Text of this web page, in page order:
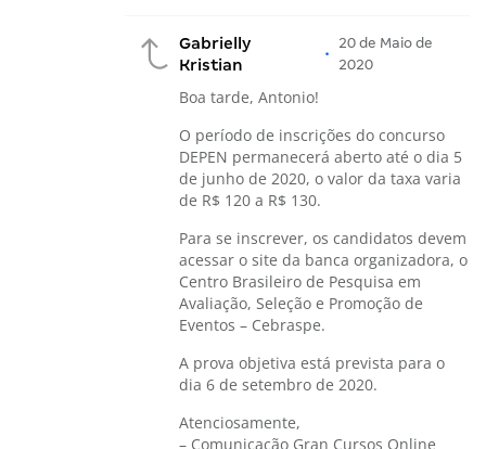
Gabrielly
Kristian
•
20 de Maio de
2020
Boa tarde, Antonio!
O período de inscrições do concurso
DEPEN permanecerá aberto até o dia 5
de junho de 2020, o valor da taxa varia
de R$ 120 a R$ 130.
Para se inscrever, os candidatos devem
acessar o site da banca organizadora, o
Centro Brasileiro de Pesquisa em
Avaliação, Seleção e Promoção de
Eventos – Cebraspe.
A prova objetiva está prevista para o
dia 6 de setembro de 2020.
Atenciosamente,
– Comunicação Gran Cursos Online